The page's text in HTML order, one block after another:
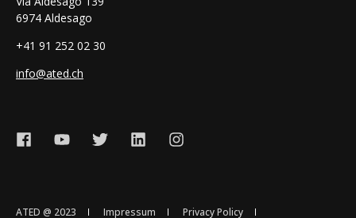
6974 Aldesago
+41 91 252 02 30
info@ated.ch
ATED @ 2023 Impressum Privacy Policy